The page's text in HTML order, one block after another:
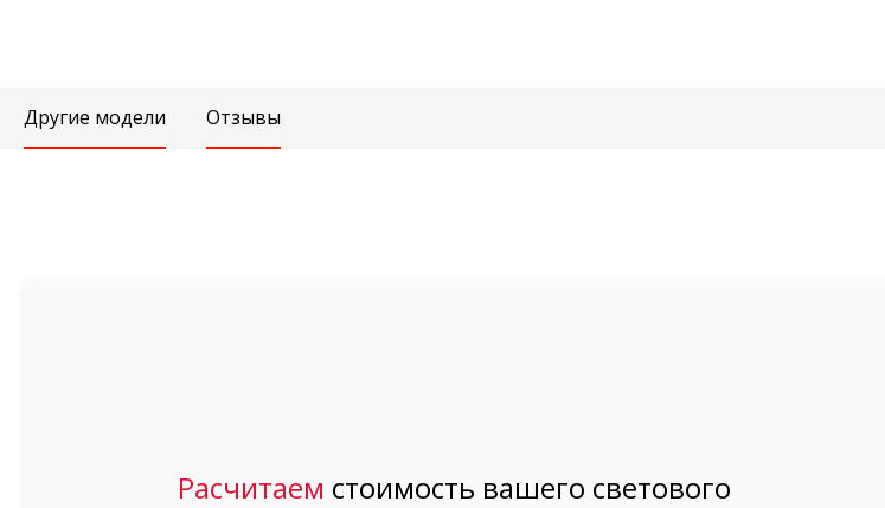
Другие модели Отзывы
Расчитаем стоимость вашего светового